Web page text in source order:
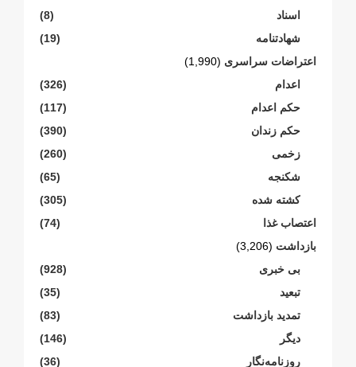
اسناد
(8)
شهادتنامە
(19)
اعتراضات سراسری (1,990)
اعدام
(326)
حکم اعدام
(117)
حکم زندان
(390)
زخمی
(260)
شکنجە
(65)
کشته شده
(305)
اعتصاب غذا
(74)
بازداشت (3,206)
بی خبری
(928)
تبعید
(35)
تمدید بازداشت
(83)
دیگر
(146)
روزنامەنگار
(36)